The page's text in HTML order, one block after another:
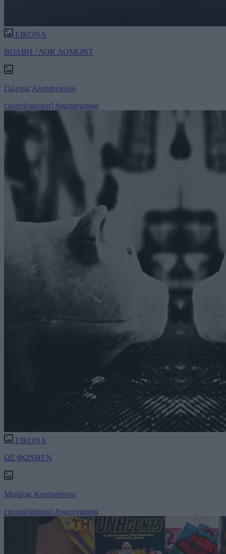
ΕΙΚΟΝΑ
ΒΟΛΒΗ / ΛΟΚ ΛΟΜΟΝΤ
Γιώργος Αλισάνογλου
εικονο[ποίημα] #φωτογραφία
ΕΙΚΟΝΑ
ΩΣ ΦΩΝΗΕΝ
Μιχάλης Κατσιγιάννης
εικονο[ποίημα] #φωτογραφία